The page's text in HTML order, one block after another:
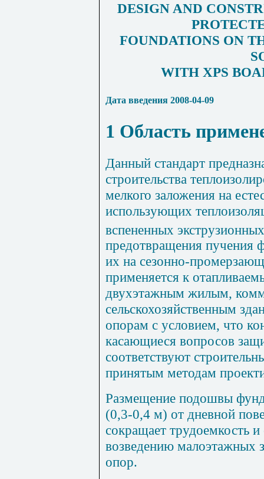
DESIGN AND
FOUNDATIONS ON
WITH XPS
Дата введения 2008-04-09
1 Область
Данный стандарт
строительства
мелкого заложения на
использующих
вспененных
предотвращения пучения
их на сезонно-
применяется к
двухэтажным жилым,
сельскохозяйственным
опорам с условием, что
касающиеся вопросов
соответствуют
принятым методам
Размещение подошвы
(0,3-0,4 м) от дневной
сокращает трудоемкость
возведению малоэтажных
опор.